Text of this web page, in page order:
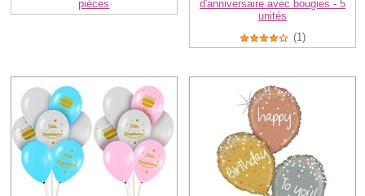
pièces
d'anniversaire avec bougies - 5
unités
(1)